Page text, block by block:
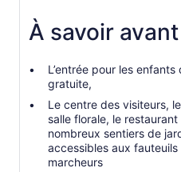
À savoir
L’entrée pour les
gratuite,
Le centre des visiteurs,
salle florale, le
nombreux sentiers de
accessibles aux
marcheurs